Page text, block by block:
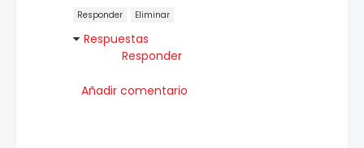
Responder Eliminar
Respuestas
Responder
Añadir comentario